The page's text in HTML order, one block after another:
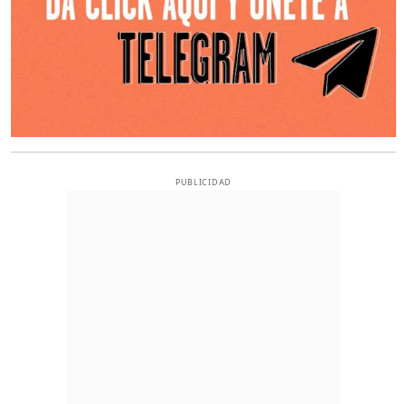
PUBLICIDAD